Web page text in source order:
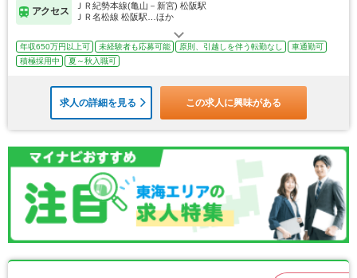
アクセス
ＪＲ紀勢本線(亀山－新宮) 松阪駅
ＪＲ名松線 松阪駅…ほか
年収650万円以上可 未経験者も応募可能 原則、引越しを伴う転勤なし
車通勤可
積極採用中
夏～秋入職可
求人の詳細を見る この求人に興味がある